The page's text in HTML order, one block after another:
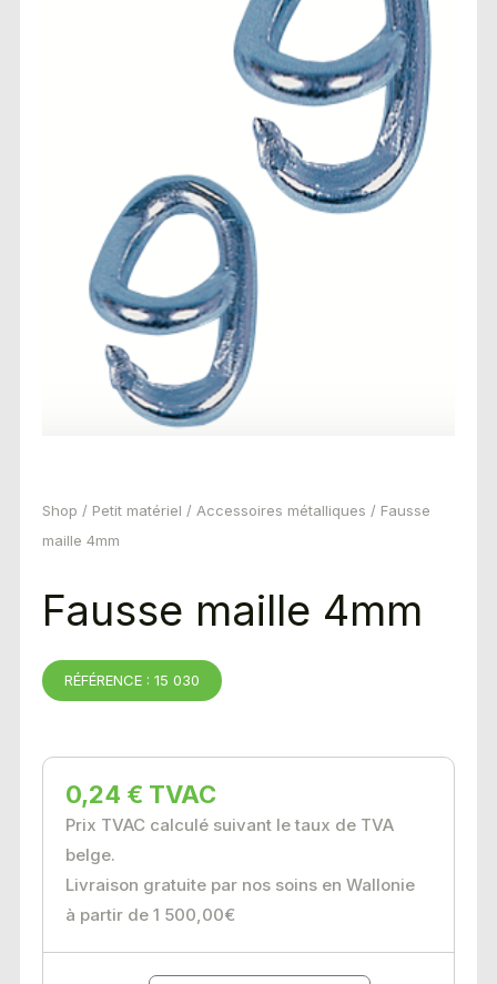
Shop / Petit matériel / Accessoires métalliques / Fausse
maille 4mm
Fausse maille 4mm
RÉFÉRENCE : 15 030
0,24 € TVAC
Prix TVAC calculé suivant le taux de TVA
belge.
Livraison gratuite par nos soins en Wallonie
à partir de 1 500,00€